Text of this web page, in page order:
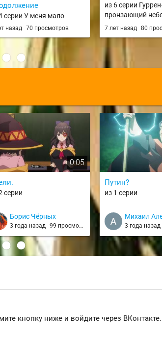
серии У меня мало
Продолжение / Boku
/ Haganai Next
назад 70 просмотров
из 6 серии
пронзающий
Toppa Gurren
7 лет назад 80
0:05
серии
Борис Чёрных
3 года назад 99 просмотров
Путин?
из 1 серии
Михаил
3 года назад
кнопку ниже и войдите через ВКонтакте.